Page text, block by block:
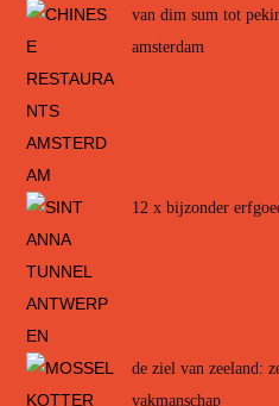
van dim sum tot
amsterdam
12 x bijzonder
de ziel van zeeland:
vakmanschap